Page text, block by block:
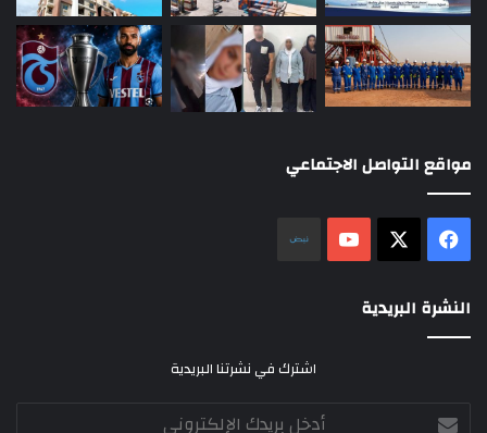
مواقع التواصل الاجتماعي
فيسبوك ‫YouTube
النشرة البريدية
اشترك في نشرتنا البريدية
أدخل